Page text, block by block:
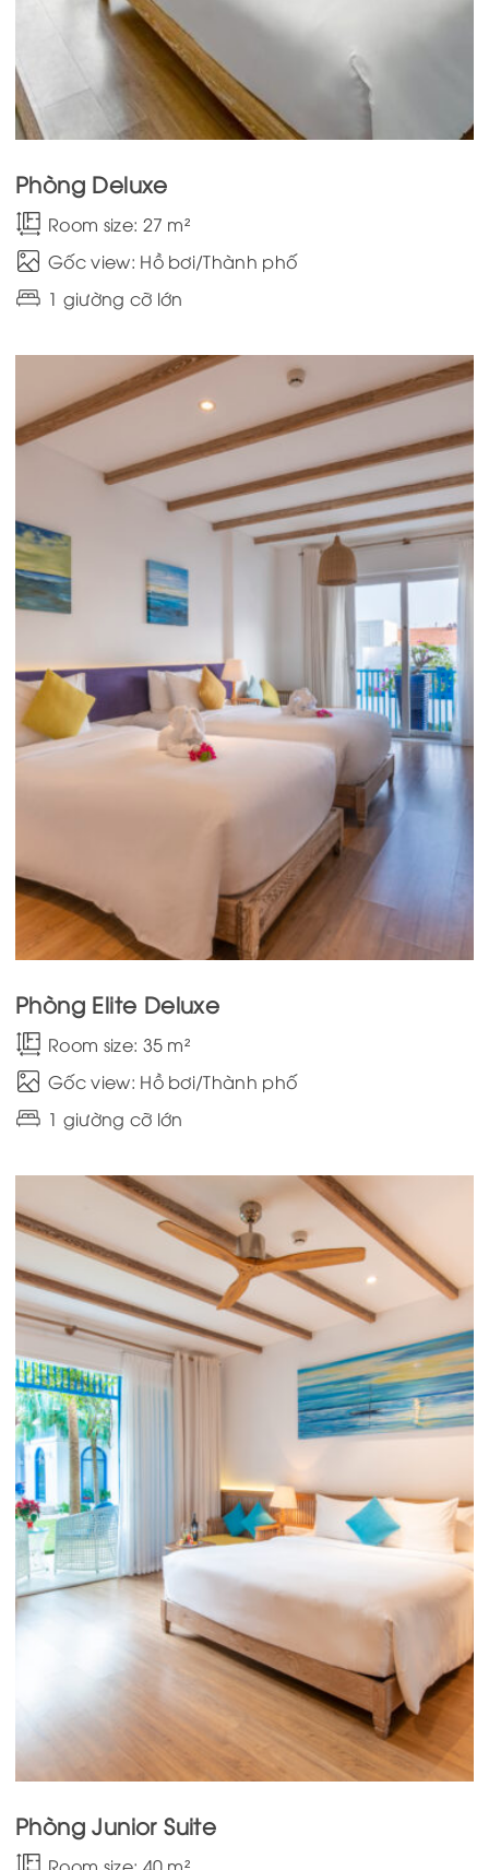
Phòng Deluxe
Room size: 27 m²
Gốc view: Hồ bơi/Thành phố
1 giường cỡ lớn
Phòng Elite Deluxe
Room size: 35 m²
Gốc view: Hồ bơi/Thành phố
1 giường cỡ lớn
Phòng Junior Suite